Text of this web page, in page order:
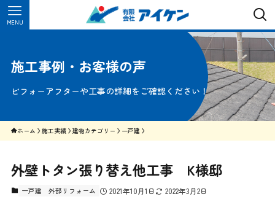
MENU
施工事例・お客様の声
ビフォーアフターや工事の詳細をご確認ください！
ホーム 施工実績 建物カテゴリー 一戸建
外壁トタン張り替え他工事 K様邸
一戸建 外部リフォーム 2021年10月1日 2022年3月2日